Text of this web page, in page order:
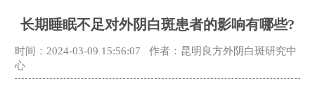
长期睡眠不足对外阴白斑患者的影响有哪些?
时间：2024-03-09 15:56:07
作者：昆明良方外阴白斑研究中
心